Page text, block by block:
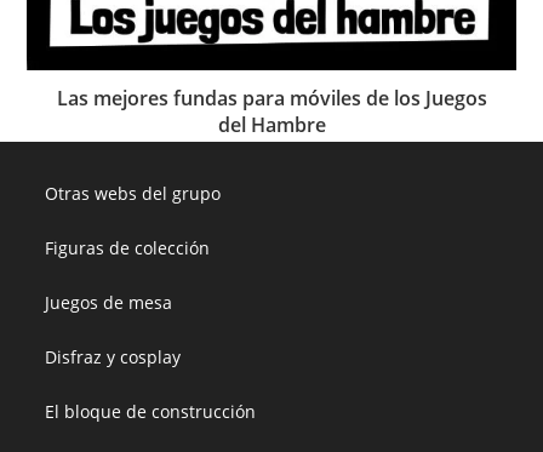
Las mejores fundas para móviles de los Juegos
del Hambre
Otras webs del grupo
Figuras de colección
Juegos de mesa
Disfraz y cosplay
El bloque de construcción